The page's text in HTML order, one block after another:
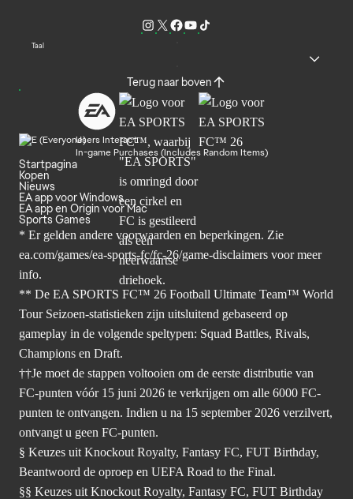
Taal
Terug naar boven
Users Interact
In-game Purchases (Includes Random Items)
Startpagina
Kopen
Nieuws
EA app voor Windows
EA app en Origin voor Mac
Sports Games
* Er gelden andere voorwaarden en beperkingen. Zie
ea.com/games/ea-sports-fc/fc-26/game-disclaimers voor meer
info.
** De EA SPORTS FC™ 26 Football Ultimate Team™ World
Tour Seizoen-statistieken zijn uitsluitend gebaseerd op
gameplay in de volgende speltypen: Squad Battles, Rivals,
Champions en Draft.
††Je moet de stappen voltooien om de eerste distributie van
FC-punten vóór 15 juni 2026 te verkrijgen om alle 6000 FC-
punten te ontvangen. Indien u na 15 september 2026 verzilvert,
ontvangt u geen FC-punten.
§ Keuzes uit Knockout Royalty, Fantasy FC, FUT Birthday,
Beantwoord de oproep en UEFA Road to the Final.
§§ Keuzes uit Knockout Royalty, Fantasy FC, FUT Birthday